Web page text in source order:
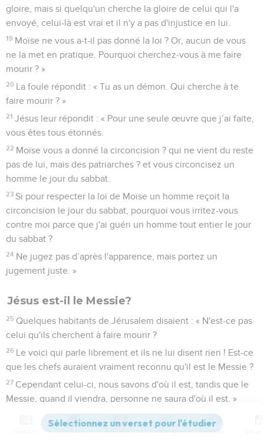
gloire, mais si quelqu'un cherche la gloire de celui qui l'a
envoyé, celui-là est vrai et il n'y a pas d'injustice en lui.
19 Moïse ne vous a-t-il pas donné la loi ? Or, aucun de vous
ne la met en pratique. Pourquoi cherchez-vous à me faire
mourir ? »
20 La foule répondit : « Tu as un démon. Qui cherche à te
faire mourir ? »
21 Jésus leur répondit : « Pour une seule œuvre que j’ai faite,
vous êtes tous étonnés.
22 Moïse vous a donné la circoncision ? qui ne vient du reste
pas de lui, mais des patriarches ? et vous circoncisez un
homme le jour du sabbat.
23 Si pour respecter la loi de Moïse un homme reçoit la
circoncision le jour du sabbat, pourquoi vous irritez-vous
contre moi parce que j'ai guéri un homme tout entier le jour
du sabbat ?
24 Ne jugez pas d’après l'apparence, mais portez un
jugement juste. »
Jésus est-il le Messie?
25 Quelques habitants de Jérusalem disaient : « N'est-ce pas
celui qu'ils cherchent à faire mourir ?
26 Le voici qui parle librement et ils ne lui disent rien ! Est-ce
que les chefs auraient vraiment reconnu qu'il est le Messie ?
27 Cependant celui-ci, nous savons d'où il est, tandis que le
Messie, quand il viendra, personne ne saura d'où il est. »
Jésus enseignait dans le temple. Il s'écria alors : « Vous
me connaissez et vous savez d'où je suis ! Pourtant je ne suis
Versions Commentaires Strong